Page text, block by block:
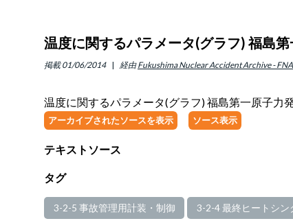
温度に関するパラメータ(グラフ) 福島
掲載 01/06/2014 経由 Fukushima Nuclear Accident Archive -
温度に関するパラメータ(グラフ) 福島第一原子力
アーカイブされたソースを表示 ソース表示
テキストソース
タグ
3-2-5 事故管理用計装・制御 3-2-4 最終ヒートシン